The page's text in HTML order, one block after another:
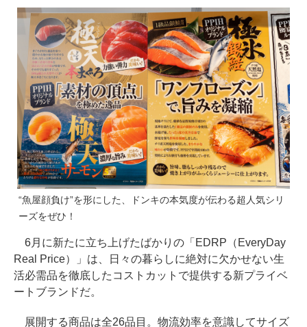
“魚屋顔負け”を形にした、ドンキの本気度が伝わる超人気シリ
ーズをぜひ！
6月に新たに立ち上げたばかりの「EDRP（EveryDay
Real Price）」は、日々の暮らしに絶対に欠かせない生
活必需品を徹底したコストカットで提供する新プライベ
ートブランドだ。
展開する商品は全26品目。物流効率を意識してサイズ